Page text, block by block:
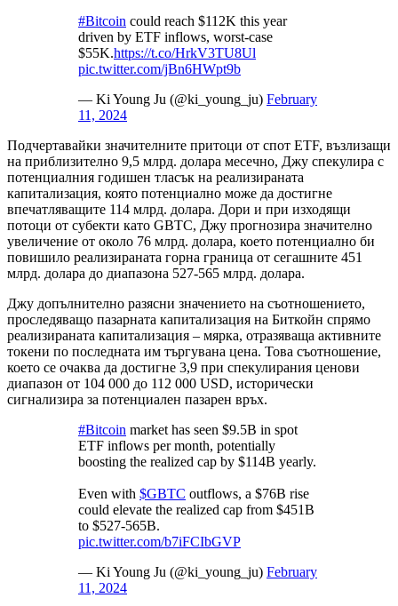
#Bitcoin could reach $112K this year
driven by ETF inflows, worst-case
$55K.https://t.co/HrkV3TU8Ul
pic.twitter.com/jBn6HWpt9b
— Ki Young Ju (@ki_young_ju) February
11, 2024
Подчертавайки значителните притоци от спот ETF, възлизащи
на приблизително 9,5 млрд. долара месечно, Джу спекулира с
потенциалния годишен тласък на реализираната
капитализация, която потенциално може да достигне
впечатляващите 114 млрд. долара. Дори и при изходящи
потоци от субекти като GBTC, Джу прогнозира значително
увеличение от около 76 млрд. долара, което потенциално би
повишило реализираната горна граница от сегашните 451
млрд. долара до диапазона 527-565 млрд. долара.
Джу допълнително разясни значението на съотношението,
проследяващо пазарната капитализация на Биткойн спрямо
реализираната капитализация – мярка, отразяваща активните
токени по последната им търгувана цена. Това съотношение,
което се очаква да достигне 3,9 при спекулирания ценови
диапазон от 104 000 до 112 000 USD, исторически
сигнализира за потенциален пазарен връх.
#Bitcoin market has seen $9.5B in spot
ETF inflows per month, potentially
boosting the realized cap by $114B yearly.
Even with $GBTC outflows, a $76B rise
could elevate the realized cap from $451B
to $527-565B.
pic.twitter.com/b7iFCIbGVP
— Ki Young Ju (@ki_young_ju) February
11, 2024